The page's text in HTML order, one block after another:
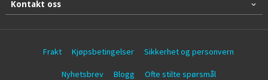
Kontakt oss
Frakt Kjøpsbetingelser Sikkerhet og personvern
Nyhetsbrev Blogg Ofte stilte spørsmål